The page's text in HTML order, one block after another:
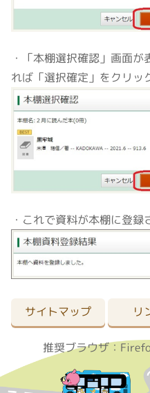
・「本棚選択確認」画面
れば「選択確定」をクリッ
・これで資料が本棚に登録
サイトマップ リ
推奨ブラウザ：